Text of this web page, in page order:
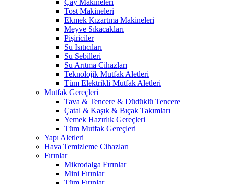
Çay Makineleri
Tost Makineleri
Ekmek Kızartma Makineleri
Meyve Sıkacakları
Pişiriciler
Su Isıtıcıları
Su Sebilleri
Su Arıtma Cihazları
Teknolojik Mutfak Aletleri
Tüm Elektrikli Mutfak Aletleri
Mutfak Gereçleri
Tava & Tencere & Düdüklü Tencere
Çatal & Kaşık & Bıçak Takımları
Yemek Hazırlık Gereçleri
Tüm Mutfak Gereçleri
Yapı Aletleri
Hava Temizleme Cihazları
Fırınlar
Mikrodalga Fırınlar
Mini Fırınlar